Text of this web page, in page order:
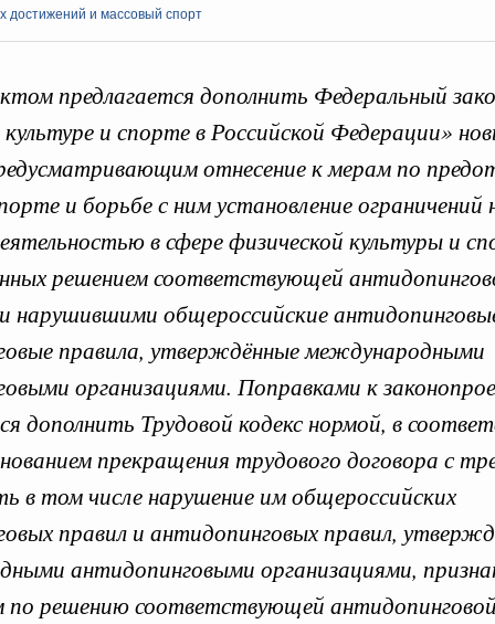
достижений и массовый спорт
предлагается дополнить Федеральный
и спорте в Российской Федерации»
отнесение к мерам по
и борьбе с ним установление ограничений
в сфере физической культуры и
решением соответствующей
нарушившими общероссийские
правила, утверждённые международными
организациями. Поправками к
дополнить Трудовой кодекс нормой, в
прекращения трудового договора с
том числе нарушение им общероссийских
правил и антидопинговых правил,
антидопинговыми организациями,
по решению соответствующей антидопинговой
к
2020, пятница
трансграничного движения финансов
требования по репатриации экспортной
кабмина.
2019, пятница
поправки к законопроекту о переводе
в электронную форму
порядка лицензирования законопроектом
модели предоставления госуслуг по лицензированию
упростить процедуры лицензирования и получения
предпринимателей, уменьшить
законопроекту направлены на закрепление статуса
юридически значимых сведений в сфере
ПН
3
17
24